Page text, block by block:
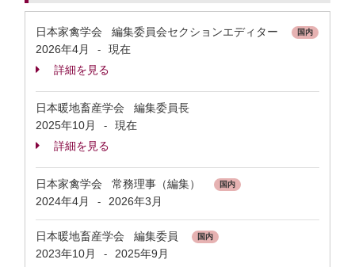
日本家禽学会 編集委員会セクションエディター 国内
2026年4月 -
現在
詳細を見る
日本暖地畜産学会 編集委員長
2025年10月
-
現在
詳細を見る
日本家禽学会 常務理事（編集） 国内
2024年4月 - 2026年3月
日本暖地畜産学会 編集委員 国内
2023年10月 -
2025年9月